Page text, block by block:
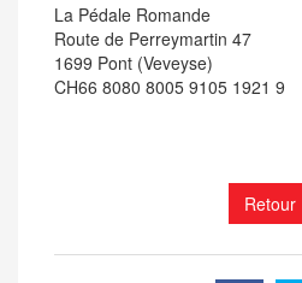
La Pédale Romande
Route de Perreymartin 47
1699 Pont (Veveyse)
CH66 8080 8005 9105 1921 9
Retour